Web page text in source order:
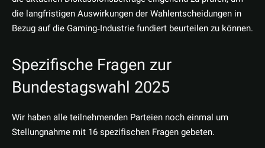
die langfristigen Auswirkungen der Wahlentscheidungen in
Bezug auf die Gaming‑Industrie fundiert beurteilen zu können.
Spezifische Fragen zur
Bundestagswahl 2025
Wir haben alle teilnehmenden Parteien noch einmal um
Stellungnahme mit 16 spezifischen Fragen gebeten.